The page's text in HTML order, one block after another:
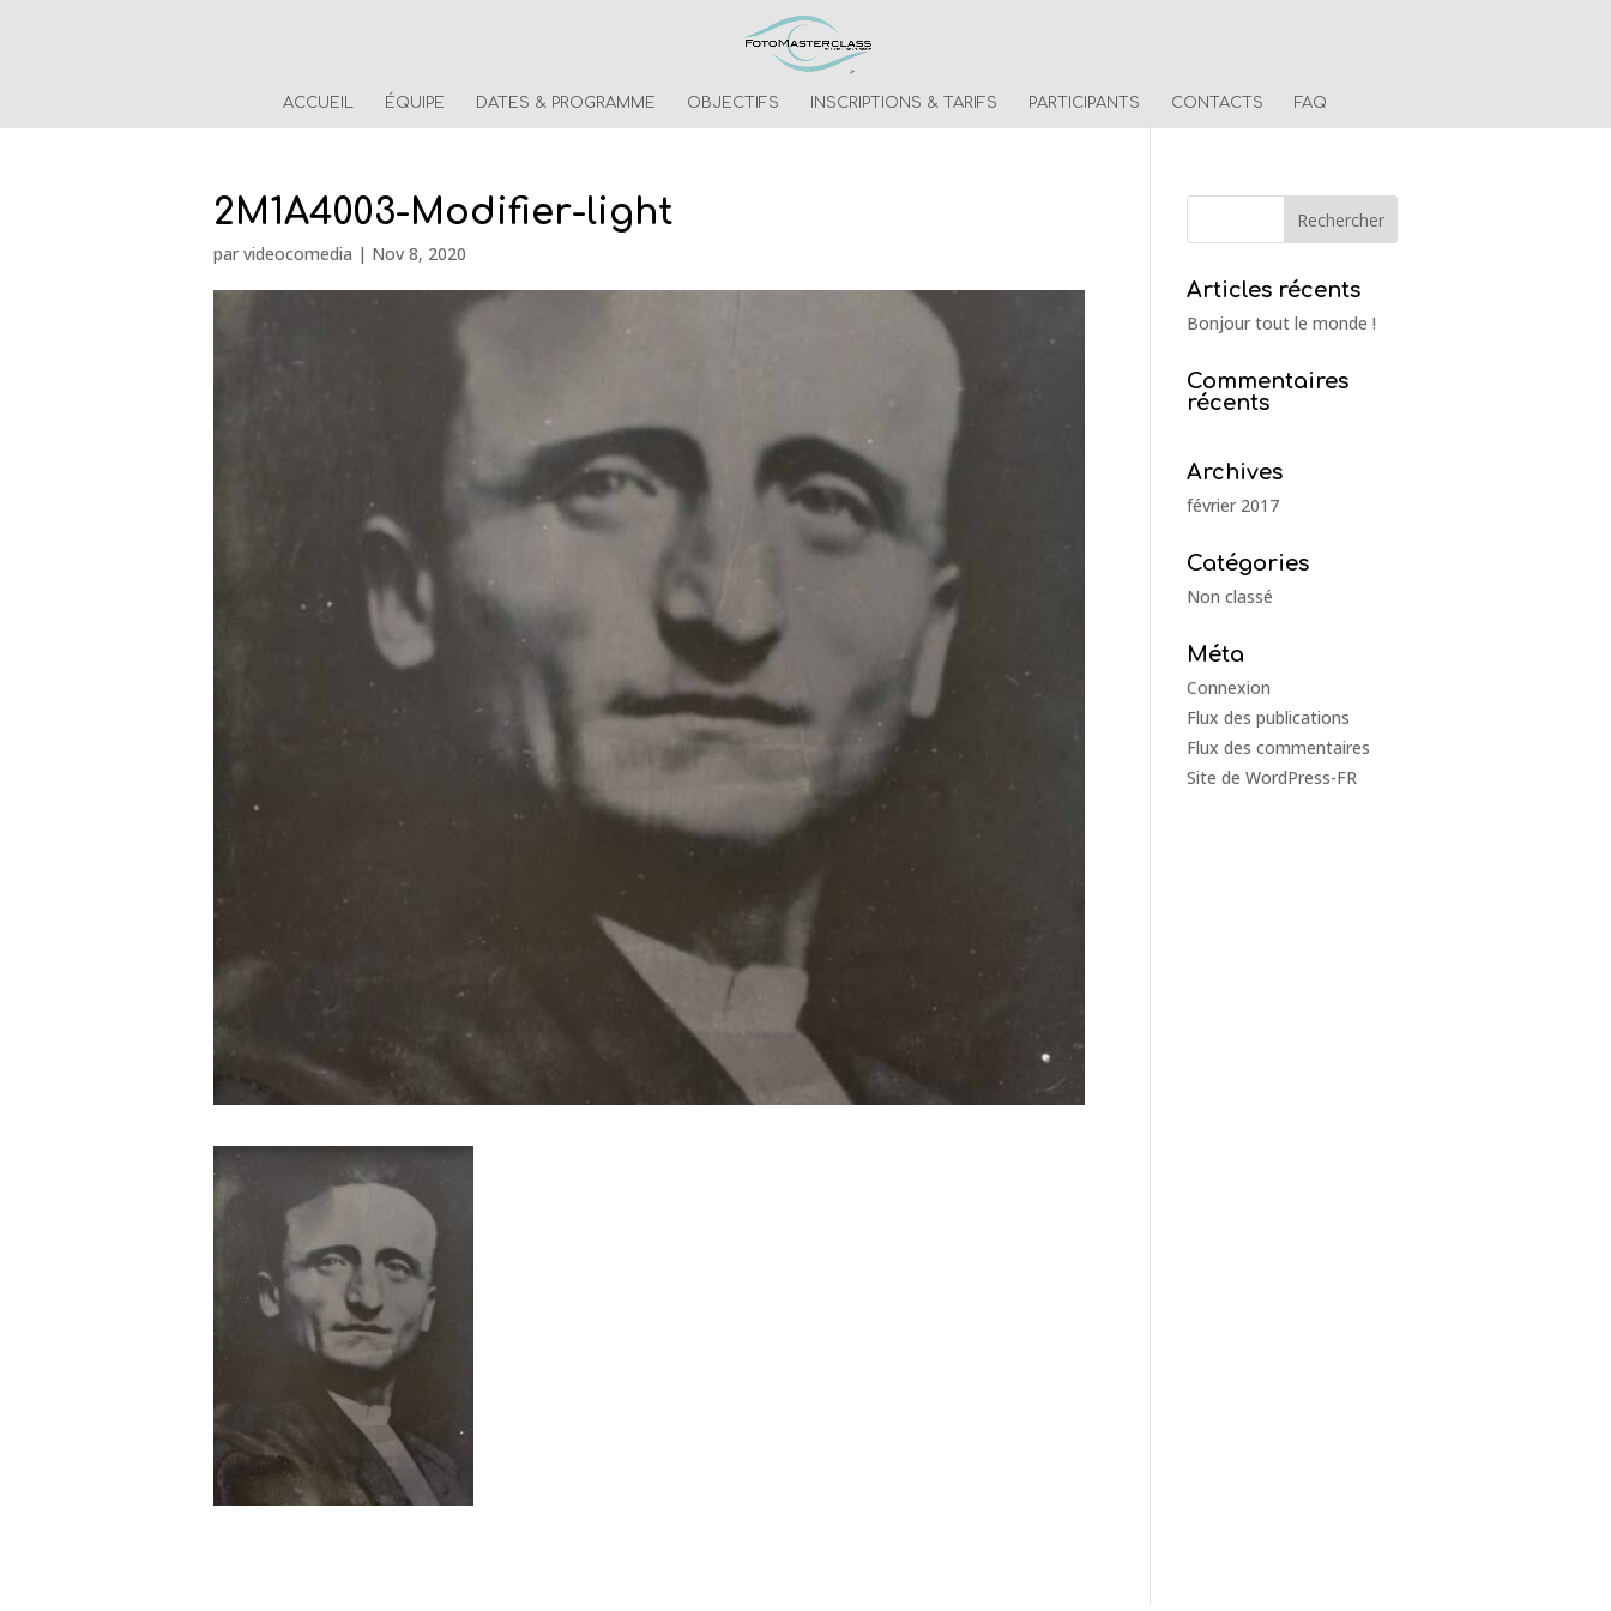
ACCUEIL ÉQUIPE DATES & PROGRAMME OBJECTIFS INSCRIPTIONS & TARIFS PARTICIPANTS CONTACTS FAQ
2M1A4003-Modifier-light
par videocomedia | Nov 8, 2020
Articles récents
Bonjour tout le monde !
Commentaires
récents
Archives
février 2017
Catégories
Non classé
Méta
Connexion
Flux des publications
Flux des commentaires
Site de WordPress-FR